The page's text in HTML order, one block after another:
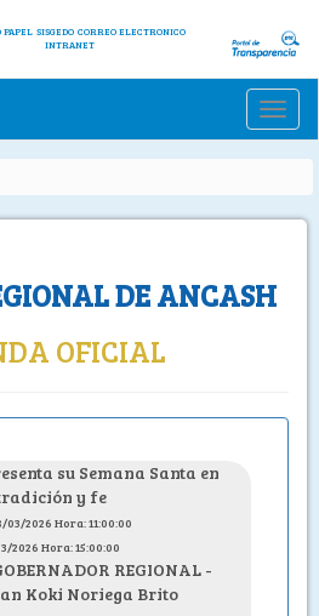
PAPEL SISGEDO CORREO ELECTRONICO
INTRANET
Toggle
DE ANCASH
OFICIAL
su Semana Santa en
y fe
03/2026 Hora: 11:00:00
2026 Hora: 15:00:00
REGIONAL -
Koki Noriega Brito